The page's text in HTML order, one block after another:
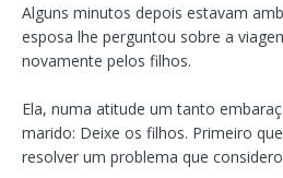
Alguns minutos depois estavam
esposa lhe perguntou sobre a
novamente pelos filhos.
Ela, numa atitude um tanto
marido: Deixe os filhos. Primeiro
resolver um problema que